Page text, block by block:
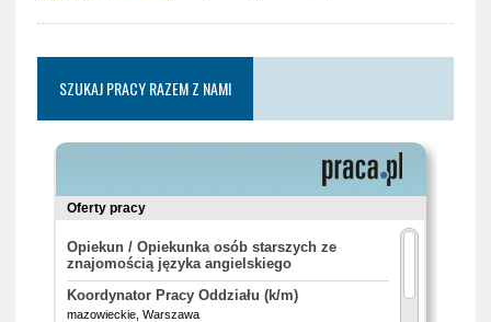
SZUKAJ PRACY RAZEM Z NAMI